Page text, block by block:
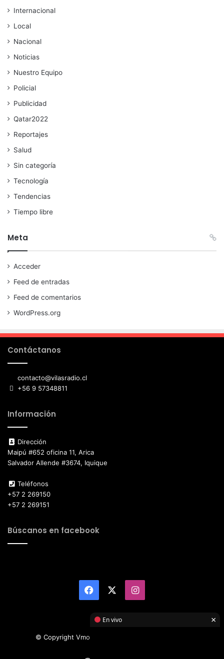
Internacional
Local
Nacional
Noticias
Nuestro Equipo
Policial
Publicidad
Qatar2022
Reportajes
Salud
Sin categoría
Tecnología
Tendencias
Tiempo libre
Meta
Acceder
Feed de entradas
Feed de comentarios
WordPress.org
Contáctanos
contacto@vilasradio.cl
+56 9 57348811
Información
Dirección
Maipú #652 oficina 11, Arica
Salvador Allende #3674, Iquique
Teléfonos
+57 2 269150
+57 2 269151
Búscanos en facebook
Facebook Instagram
© Copyright Vmotor TI 2026, All Rights Reserved
En vivo ×